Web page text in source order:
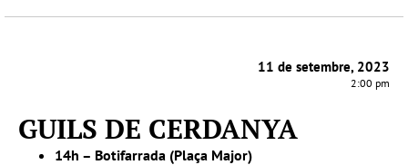
11 de setembre, 2023
2:00 pm
GUILS DE CERDANYA
14h – Botifarrada (Plaça Major)